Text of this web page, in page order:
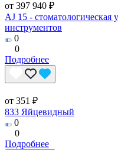
от 397 940 ₽
AJ 15 - стоматологическая
инструментов
0
0
Подробнее
от 351 ₽
833 Яйцевидный
0
0
Подробнее